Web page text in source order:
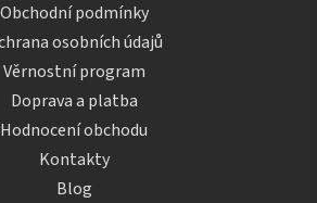
Obchodní podmínky
osobních údajů
Věrnostní program
Doprava a platba
Hodnocení obchodu
Kontakty
Blog